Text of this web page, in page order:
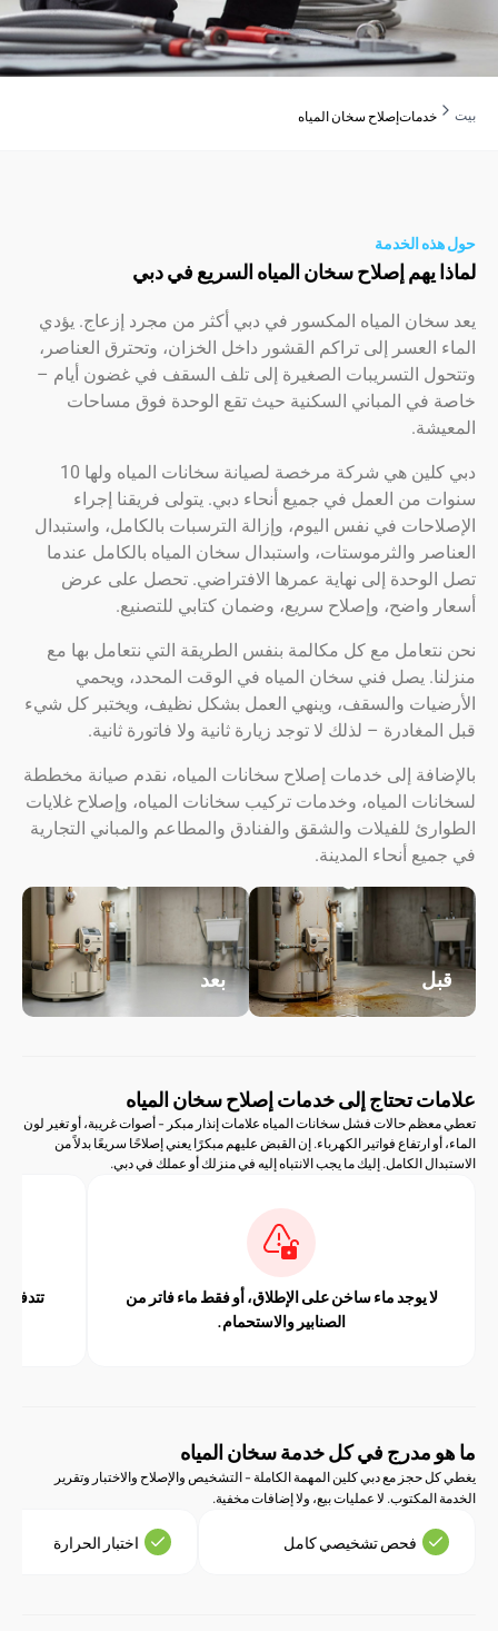
خدماتإصلاح سخان المياه
الخدمة
يهم إصلاح سخان المياه السريع في دبي
المياه المكسور في دبي أكثر من مجرد إزعاج. يؤدي
العسر إلى تراكم القشور داخل الخزان، وتحترق العناصر،
التسريبات الصغيرة إلى تلف السقف في غضون أيام –
المباني السكنية حيث تقع الوحدة فوق مساحات
دبي كلين هي شركة مرخصة لصيانة سخانات المياه ولها 10
من العمل في جميع أنحاء دبي. يتولى فريقنا إجراء
في نفس اليوم، وإزالة الترسبات بالكامل، واستبدال
والثرموستات، واستبدال سخان المياه بالكامل عندما
إلى نهاية عمرها الافتراضي. تحصل على عرض
واضح، وإصلاح سريع، وضمان كتابي للتصنيع.
مع كل مكالمة بنفس الطريقة التي نتعامل بها مع
يصل فني سخان المياه في الوقت المحدد، ويحمي
والسقف، وينهي العمل بشكل نظيف، ويختبر كل شيء
– لذلك لا توجد زيارة ثانية ولا فاتورة ثانية.
إلى خدمات إصلاح سخانات المياه، نقدم صيانة مخططة
المياه، وخدمات تركيب سخانات المياه، وإصلاح غلايات
للفيلات والشقق والفنادق والمطاعم والمباني التجارية
أنحاء المدينة.
بعد
تحتاج إلى خدمات إصلاح سخان المياه
حالات فشل سخانات المياه علامات إنذار مبكر - أصوات غريبة، أو تغير لون
ارتفاع فواتير الكهرباء. إن القبض عليهم مبكرًا يعني إصلاحًا سريعًا بدلاً من
الكامل. إليك ما يجب الانتباه إليه في منزلك أو عملك في دبي.
يوجد ماء ساخن على الإطلاق، أو فقط ماء فاتر من
الصنابير والاستحمام.
تتدفق المياه
مدرج في كل خدمة سخان المياه
حجز مع دبي كلين المهمة الكاملة - التشخيص والإصلاح والاختبار وتقرير
لا عمليات بيع، ولا إضافات مخفية.
فحص تشخيصي كامل اختبار الحرارة